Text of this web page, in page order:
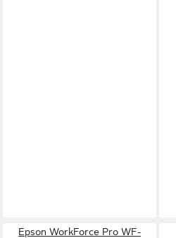
Epson WorkForce Pro WF-